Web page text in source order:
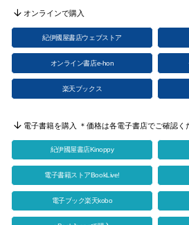
オンラインで購入
紀伊國屋書店ウェブストア
オンライン書店e-hon
楽天ブックス
電子書籍を購入 ＊価格は各電子書店でご確認く
紀伊國屋書店Kinoppy
電子書籍ストアBookLive!
電子ブック楽天kobo